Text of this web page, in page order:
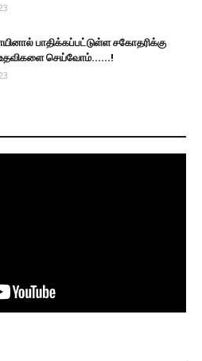
பாதிக்கப்பட்டுள்ள சகோதரிக்கு
உதவிகளை செய்வோம்......!